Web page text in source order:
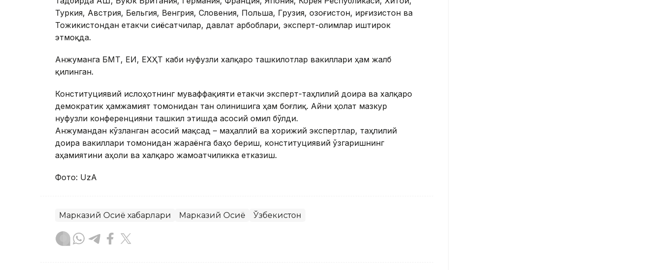
Туркия, Австрия, Бельгия, Венгрия, Словения, Польша, Грузия, Қозоғистон, Қирғизистон ва
Тожикистондан етакчи сиёсатчилар, давлат арбоблари, эксперт-олимлар иштирок
этмоқда.
Анжуманга БМТ, ЕИ, ЕХҲТ каби нуфузли халқаро ташкилотлар вакиллари ҳам жалб
қилинган.
Конституциявий ислоҳотнинг муваффақияти етакчи эксперт-таҳлилий доира ва халқаро
демократик ҳамжамият томонидан тан олинишига ҳам боғлиқ. Айни ҳолат мазкур
нуфузли конференцияни ташкил этишда асосий омил бўлди.
Анжумандан кўзланган асосий мақсад – маҳаллий ва хорижий экспертлар, таҳлилий
доира вакиллари томонидан жараёнга баҳо бериш, конституциявий ўзгаришнинг
аҳамиятини аҳоли ва халқаро жамоатчиликка етказиш.
Фото: UzA
Марказий Осиё хабарлари Марказий Осиё Ўзбекистон